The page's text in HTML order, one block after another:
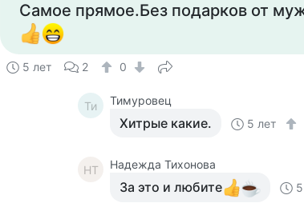
Самое прямое.Без подарков от
5 лет 2 0
Ти Тимуровец
Хитрые какие. 5 лет
НТ Надежда Тихонова
За это и любите